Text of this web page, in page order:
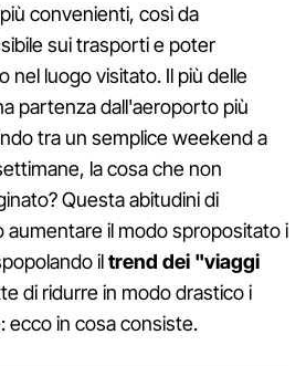
convenienti, così da
sui trasporti e poter
nel luogo visitato. Il più delle
partenza dall'aeroporto più
tra un semplice weekend a
la cosa che non
Questa abitudini di
aumentare il modo spropositato i
iltrend dei "viaggi
di ridurre in modo drastico i
ecco in cosa consiste.